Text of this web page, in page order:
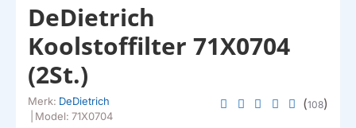
DeDietrich
Koolstoffilter 71X0704
(2St.)
Merk: DeDietrich
Model: 71X0704
(108)